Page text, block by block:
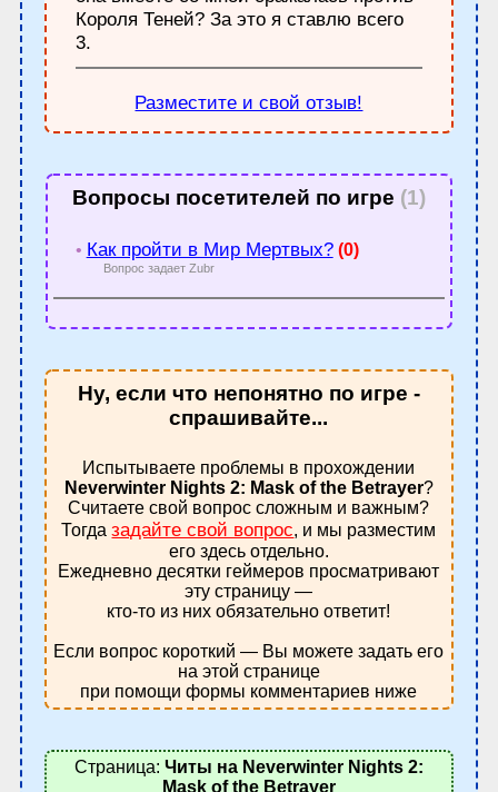
Короля Теней? За это я ставлю всего
3.
Разместите и свой отзыв!
Вопросы посетителей по игре (1)
• Как пройти в Мир Мертвых? (0)
Вопрос задает Zubr
Ну, если что непонятно по игре -
спрашивайте...
Испытываете проблемы в прохождении
Neverwinter Nights 2: Mask of the Betrayer?
Считаете свой вопрос сложным и важным?
Тогдазадайте свой вопрос, и мы разместим
его здесь отдельно.
Ежедневно десятки геймеров просматривают
эту страницу —
кто-то из них обязательно ответит!
Если вопрос короткий — Вы можете задать его
на этой странице
при помощи формы комментариев ниже
Страница: Читы на Neverwinter Nights 2:
Mask of the Betrayer